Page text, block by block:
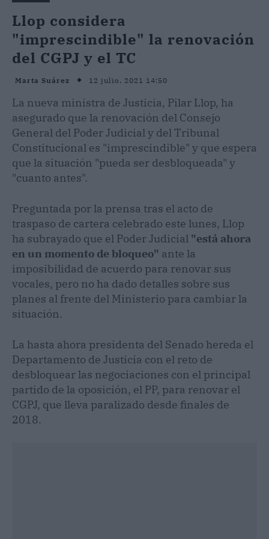
Llop considera
"imprescindible" la renovación
del CGPJ y el TC
Marta Suárez 12 julio, 2021 14:50
La nueva ministra de Justicia, Pilar Llop, ha
asegurado que la renovación del Consejo
General del Poder Judicial y del Tribunal
Constitucional es "imprescindible" y que espera
que la situación "pueda ser desbloqueada" y
"cuanto antes".
Preguntada por la prensa tras el acto de
traspaso de cartera celebrado este lunes, Llop
ha subrayado que el Poder Judicial "está ahora
en un momento de bloqueo" ante la
imposibilidad de acuerdo para renovar sus
vocales, pero no ha dado detalles sobre sus
planes al frente del Ministerio para cambiar la
situación.
La hasta ahora presidenta del Senado hereda el
Departamento de Justicia con el reto de
desbloquear las negociaciones con el principal
partido de la oposición, el PP, para renovar el
CGPJ, que lleva paralizado desde finales de
2018.